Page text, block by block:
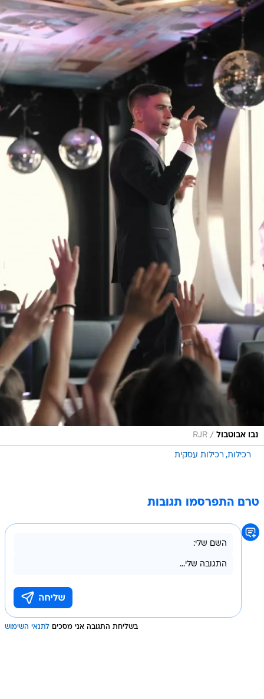
נבו אבוטבול /
RJR
רכילות רכילות עסקית
טרם התפרסמו תגובות
בשליחת התגובה אני מסכים לתנאי השימוש